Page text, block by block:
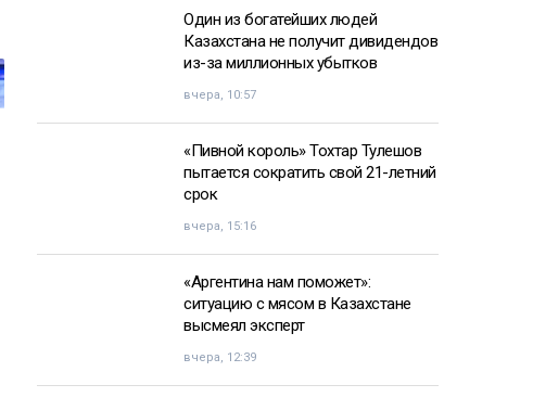
Один из богатейших людей
Казахстана не получит дивидендов
из-за миллионных убытков
вчера, 10:57
«Пивной король» Тохтар Тулешов
пытается сократить свой 21-летний
срок
вчера, 15:16
«Аргентина нам поможет»:
ситуацию с мясом в Казахстане
высмеял эксперт
вчера, 12:39